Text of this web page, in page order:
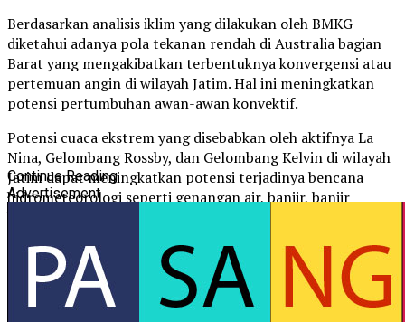
Berdasarkan analisis iklim yang dilakukan oleh BMKG
diketahui adanya pola tekanan rendah di Australia bagian
Barat yang mengakibatkan terbentuknya konvergensi atau
pertemuan angin di wilayah Jatim. Hal ini meningkatkan
potensi pertumbuhan awan-awan konvektif.
Potensi cuaca ekstrem yang disebabkan oleh aktifnya La
Nina, Gelombang Rossby, dan Gelombang Kelvin di wilayah
Jatim dapat meningkatkan potensi terjadinya bencana
hidrometeorologi seperti genangan air, banjir, banjir
“Berdasarkan peringatan dini dari BMKG tersebut, kami
mengimbau agar masyarakat selalu waspada terhadap
potensi cuaca ekstrem dan bencana hidrometeorologi.
Continue Reading
Advertisement